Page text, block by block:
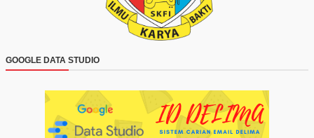
GOOGLE DATA STUDIO